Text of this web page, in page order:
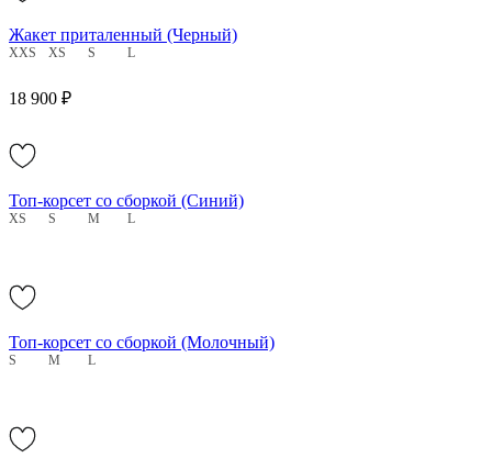
Жакет приталенный (Черный)
XXS XS S L
18 900 ₽
Топ-корсет со сборкой (Синий)
XS S M L
Топ-корсет со сборкой (Молочный)
S M L